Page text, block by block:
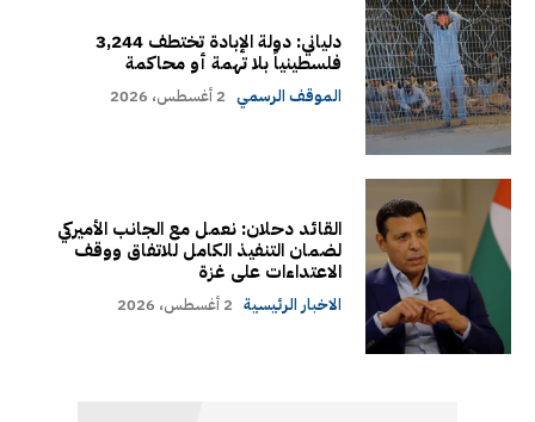
دلياني: دولة الإبادة تختطف 3,244
فلسطينياً بلا تهمة أو محاكمة
الموقف الرسمي 2 أغسطس، 2026
القائد دحلان: نعمل مع الجانب الأميركي
لضمان التنفيذ الكامل للاتفاق ووقف
الاعتداءات على غزة
الاخبار الرئيسية 2 أغسطس، 2026